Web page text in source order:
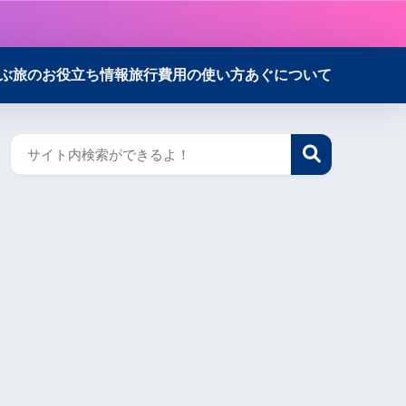
旅のお役立ち情報旅行費用の使い方あぐについて